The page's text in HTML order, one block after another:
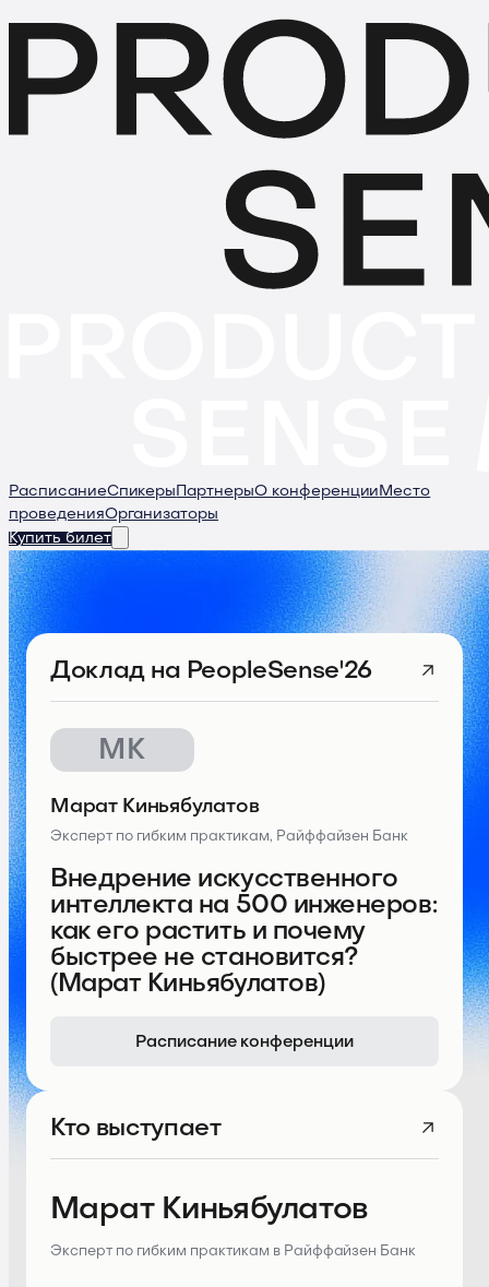
РасписаниеСпикеры ПартнерыО конференции Место
проведенияОрганизаторы
Купить билет
Доклад на PeopleSense'26
МК
Внедрение искусственного
интеллекта на 500 инженеров:
как его растить и почему
быстрее не становится?
(Марат Киньябулатов)
Марат Киньябулатов
Эксперт по гибким практикам, Райффайзен Банк
Расписание конференции
Кто выступает
Марат Киньябулатов
Эксперт по гибким практикам в Райффайзен Банк